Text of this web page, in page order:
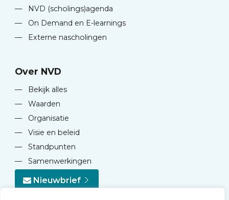
—
NVD (scholings)agenda
—
On Demand en E-learnings
—
Externe nascholingen
Over NVD
—
Bekijk alles
—
Waarden
—
Organisatie
—
Visie en beleid
—
Standpunten
—
Samenwerkingen
Nieuwbrief